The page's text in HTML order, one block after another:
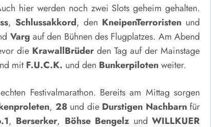
hier werden noch zwei Slots geheim gehalten.
, Schlussakkord, den KneipenTerroristen und
Varg auf den Bühnen des Flugplatzes. Am Abend
die KrawallBrüderden Tag auf der Mainstage
mitF.U.C.K. und den Bunkerpilotenweiter.
Festivalmarathon. Bereits am Mittag sorgen
, 28und die Durstigen Nachbarnfür
, Berserker, Böhse Bengelz und WILLKUER